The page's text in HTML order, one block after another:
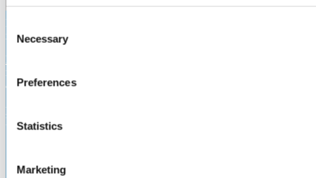
Selection
Necessary
Preferences
Statistics
Marketing
x
Letta l’informativa
normativa nazionale in materia di protezione dei dati personali
acconsento al trattamento dei miei dati personali:
per la gestione della iniziativa promossa da Italia Viva, compreso
l’invio di informazioni sullo stato della medesima